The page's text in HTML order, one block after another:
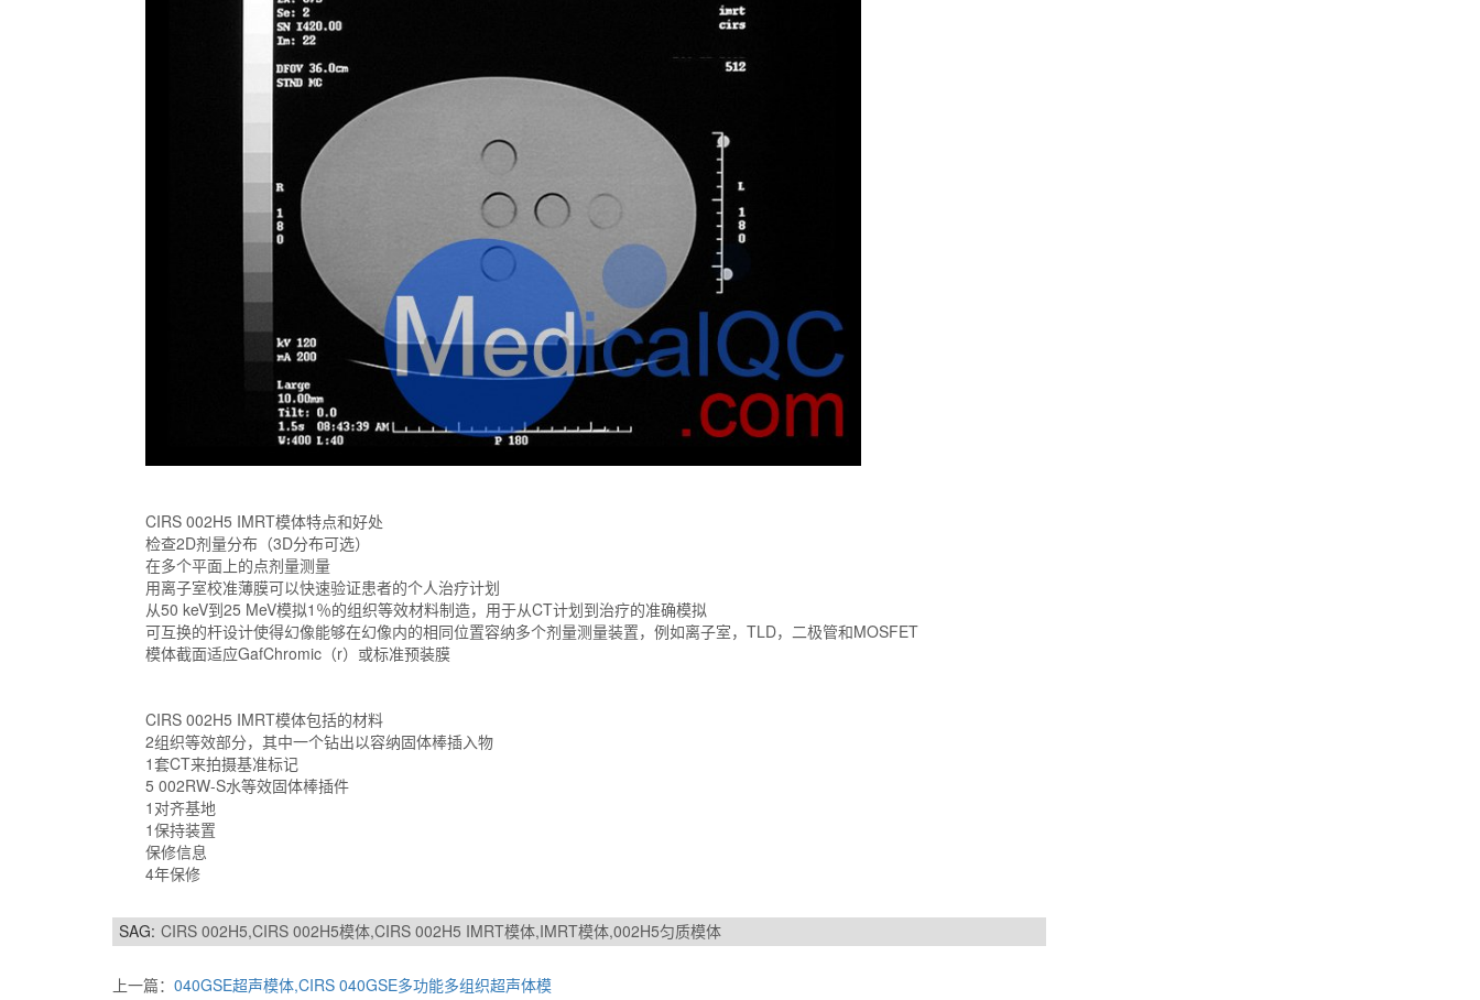
CIRS 002H5 IMRT模体特点和好处
检查2D剂量分布（3D分布可选）
在多个平面上的点剂量测量
用离子室校准薄膜可以快速验证患者的个人治疗计划
从50 keV到25 MeV模拟1％的组织等效材料制造，用于从CT计划到治疗的准确模拟
可互换的杆设计使得幻像能够在幻像内的相同位置容纳多个剂量测量装置，例如离子室，TLD，二极管和MOSFET
模体截面适应GafChromic（r）或标准预装膜
CIRS 002H5 IMRT模体包括的材料
2组织等效部分，其中一个钻出以容纳固体棒插入物
1套CT来拍摄基准标记
5 002RW-S水等效固体棒插件
1对齐基地
1保持装置
保修信息
4年保修
SAG: CIRS 002H5,CIRS 002H5模体,CIRS 002H5 IMRT模体,IMRT模体,002H5匀质模体
上一篇： 040GSE超声模体,CIRS 040GSE多功能多组织超声体模